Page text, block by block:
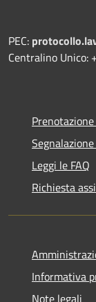
PEC:
Centralino Unico:
Leggi le FAQ
Richiesta
Informativa
Note legali